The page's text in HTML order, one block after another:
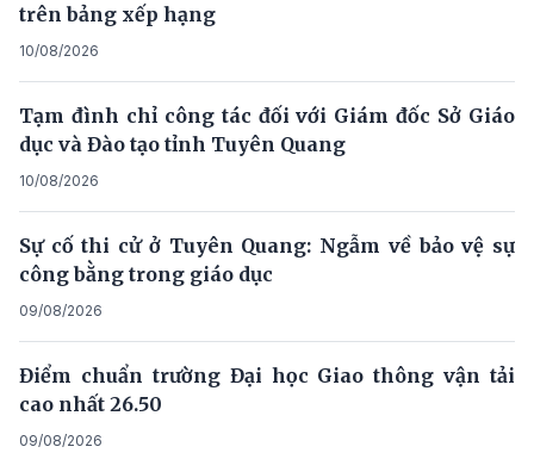
trên bảng xếp hạng
10/08/2026
Tạm đình chỉ công tác đối với Giám đốc Sở Giáo
dục và Đào tạo tỉnh Tuyên Quang
10/08/2026
Sự cố thi cử ở Tuyên Quang: Ngẫm về bảo vệ sự
công bằng trong giáo dục
09/08/2026
Điểm chuẩn trường Đại học Giao thông vận tải
cao nhất 26.50
09/08/2026